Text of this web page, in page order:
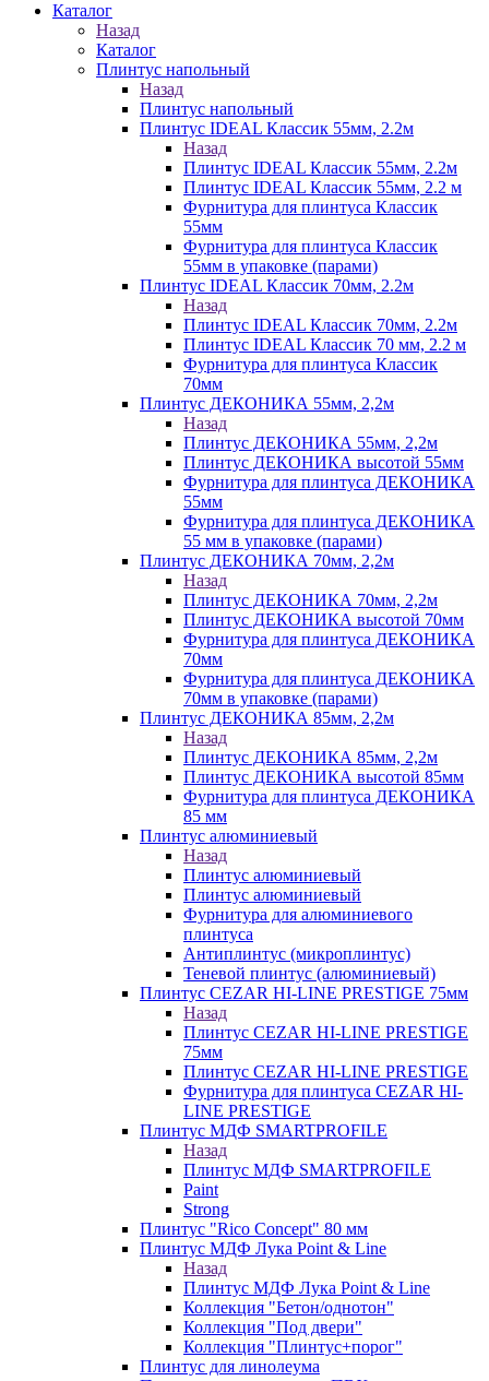
Каталог
Назад
Каталог
Плинтус напольный
Назад
Плинтус напольный
Плинтус IDEAL Классик 55мм, 2.2м
Назад
Плинтус IDEAL Классик 55мм, 2.2м
Плинтус IDEAL Классик 55мм, 2.2 м
Фурнитура для плинтуса Классик
55мм
Фурнитура для плинтуса Классик
55мм в упаковке (парами)
Плинтус IDEAL Классик 70мм, 2.2м
Назад
Плинтус IDEAL Классик 70мм, 2.2м
Плинтус IDEAL Классик 70 мм, 2.2 м
Фурнитура для плинтуса Классик
70мм
Плинтус ДЕКОНИКА 55мм, 2,2м
Назад
Плинтус ДЕКОНИКА 55мм, 2,2м
Плинтус ДЕКОНИКА высотой 55мм
Фурнитура для плинтуса ДЕКОНИКА
55мм
Фурнитура для плинтуса ДЕКОНИКА
55 мм в упаковке (парами)
Плинтус ДЕКОНИКА 70мм, 2,2м
Назад
Плинтус ДЕКОНИКА 70мм, 2,2м
Плинтус ДЕКОНИКА высотой 70мм
Фурнитура для плинтуса ДЕКОНИКА
70мм
Фурнитура для плинтуса ДЕКОНИКА
70мм в упаковке (парами)
Плинтус ДЕКОНИКА 85мм, 2,2м
Назад
Плинтус ДЕКОНИКА 85мм, 2,2м
Плинтус ДЕКОНИКА высотой 85мм
Фурнитура для плинтуса ДЕКОНИКА
85 мм
Плинтус алюминиевый
Назад
Плинтус алюминиевый
Плинтус алюминиевый
Фурнитура для алюминиевого
плинтуса
Антиплинтус (микроплинтус)
Теневой плинтус (алюминиевый)
Плинтус CEZAR HI-LINE PRESTIGE 75мм
Назад
Плинтус CEZAR HI-LINE PRESTIGE
75мм
Плинтус CEZAR HI-LINE PRESTIGE
Фурнитура для плинтуса CEZAR HI-
LINE PRESTIGE
Плинтус МДФ SMARTPROFILE
Назад
Плинтус МДФ SMARTPROFILE
Paint
Strong
Плинтус "Rico Concept" 80 мм
Плинтус МДФ Лука Point & Line
Назад
Плинтус МДФ Лука Point & Line
Коллекция "Бетон/однотон"
Коллекция "Под двери"
Коллекция "Плинтус+порог"
Плинтус для линолеума